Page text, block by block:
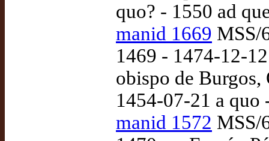
quo? - 1550 ad
manid 1669 MSS/
1469 - 1474-12-
obispo de Burgos,
1454-07-21 a quo
manid 1572 MSS/